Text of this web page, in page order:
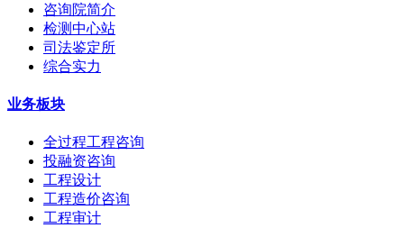
咨询院简介
检测中心站
司法鉴定所
综合实力
业务板块
全过程工程咨询
投融资咨询
工程设计
工程造价咨询
工程审计